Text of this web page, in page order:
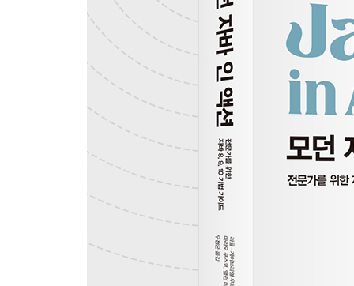
5.4 검색과 매칭
5.5 리듀싱
5.6 실전 연습
5.7 숫자형 스트림
5.8 스트림 만들기
5.9 마치며
CHAPTER 6 스트림으로 데이터 수집
6.1 컬렉터란 무엇인가?
6.2 리듀싱과 요약
6.3 그룹화
6.5 Collector 인터페이스
6.6 커스텀 컬렉터를 구현해서 성능 개선하기